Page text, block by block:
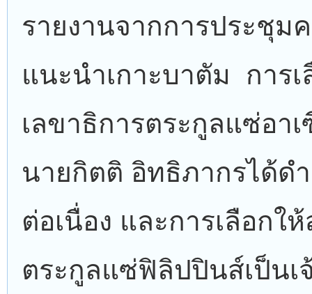
รายงานจากการประชุม
แนะนำเกาะบาตัม การเ
เลขาธิการตระกูลแซ่อา
นายกิตติ อิทธิภากรได้ด
ต่อเนื่อง และการเลือกใ
ตระกูลแซ่ฟิลิปปินส์เป็นเ